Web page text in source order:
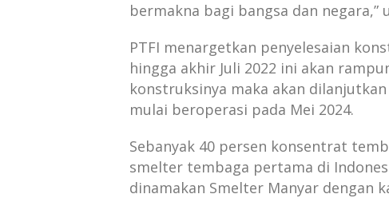
bermakna bagi bangsa dan negara,”
PTFI menargetkan penyelesaian
hingga akhir Juli 2022 ini akan
konstruksinya maka akan
mulai beroperasi pada Mei 2024.
Sebanyak 40 persen konsentrat
smelter tembaga pertama di
dinamakan Smelter Manyar dengan